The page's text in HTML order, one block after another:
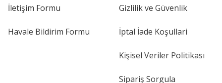
İletişim Formu
Havale Bildirim Formu
Gizlilik ve Güvenlik
İptal İade Koşullari
Kişisel Veriler Politikası
Sipariş Sorgula